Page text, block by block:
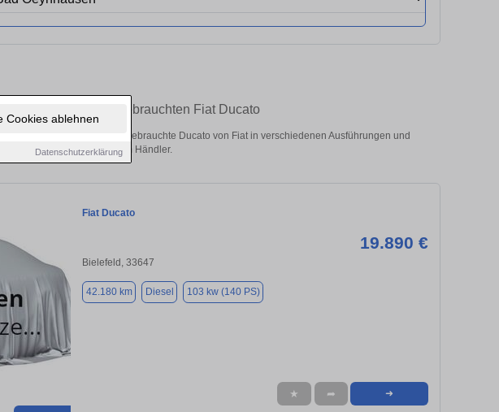
Cookies ablehnen
Datenschutzerklärung
Oeynhausen Ihren gebrauchten Fiat Ducato
Entdecken Sie gebrauchte Ducato von Fiat in verschiedenen Ausführungen und
von privat und vom Händler.
Fiat Ducato
19.890 €
Bielefeld, 33647
42.180 km Diesel 103 kw (140 PS)
★ ➦ ➜